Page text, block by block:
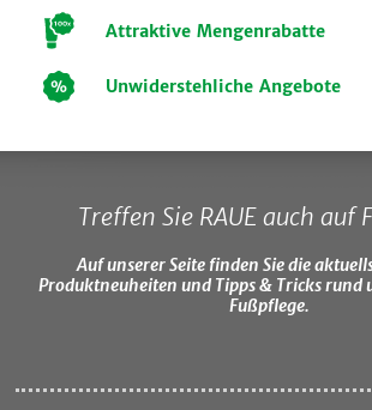
Attraktive Mengenrabatte
Unwiderstehliche Angebote
Treffen Sie RAUE auch auf
Auf unserer Seite finden Sie die
Produktneuheiten und Tipps & Tricks rund
Fußpflege.